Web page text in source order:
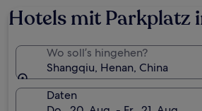
Hotels mit Parkplatz
Wo soll’s hingehen?
Shangqiu, Henan, China
Daten